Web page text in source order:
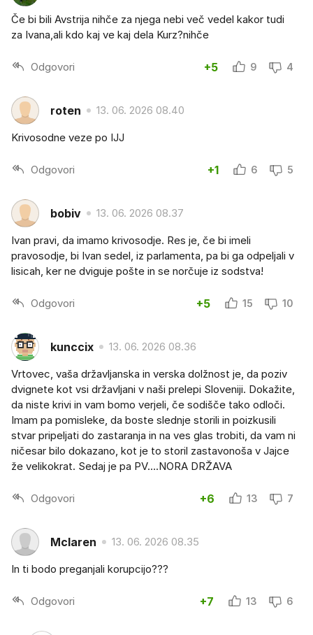
Če bi bili Avstrija nihče za njega nebi več vedel kakor tudi
za Ivana,ali kdo kaj ve kaj dela Kurz?nihče
Odgovori +5 9 4
roten 13. 06. 2026 08.40
Krivosodne veze po IJJ
Odgovori +1 6 5
bobiv 13. 06. 2026 08.37
Ivan pravi, da imamo krivosodje. Res je, če bi imeli
pravosodje, bi Ivan sedel, iz parlamenta, pa bi ga odpeljali v
lisicah, ker ne dviguje pošte in se norčuje iz sodstva!
Odgovori +5 15 10
kunccix 13. 06. 2026 08.36
Vrtovec, vaša državljanska in verska dolžnost je, da poziv
dvignete kot vsi državljani v naši prelepi Sloveniji. Dokažite,
da niste krivi in vam bomo verjeli, če sodišče tako odloči.
Imam pa pomisleke, da boste slednje storili in poizkusili
stvar pripeljati do zastaranja in na ves glas trobiti, da vam ni
ničesar bilo dokazano, kot je to storil zastavonoša v Jajce
že velikokrat. Sedaj je pa PV….NORA DRŽAVA
Odgovori +6 13 7
Mclaren 13. 06. 2026 08.35
In ti bodo preganjali korupcijo???
Odgovori +7 13 6